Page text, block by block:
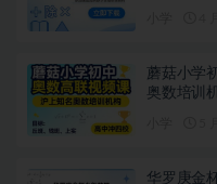
蘑菇小学
奥数培训
华罗庚金